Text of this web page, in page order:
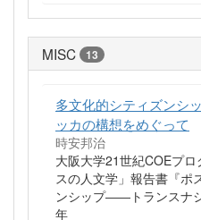
MISC 13
多文化的シティズンシ
ッカの構想をめぐって
時安邦治
大阪大学21世紀COEプ
スの人文学」報告書『ポ
ンシップ――トランスナ
年